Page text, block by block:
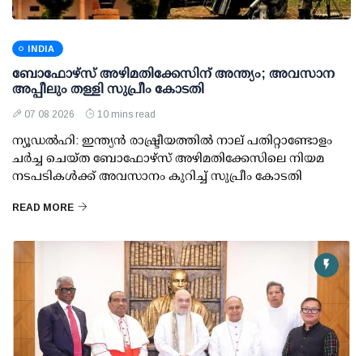
INDIA
ബോഫോഴ്സ് അഴിമതിക്കേസിന് അന്ത്യം; അവസാന
അപ്പീലും തള്ളി സുപ്രീം കോടതി
07 08 2026 10 mins read
ന്യൂഡല്‍ഹി: ഇന്ത്യന്‍ രാഷ്ട്രീയത്തില്‍ നാല് പതിറ്റാണ്ടോളം
ചര്‍ച്ച ചെയ്ത ബോഫോഴ്സ് അഴിമതിക്കേസിലെ നിയമ
നടപടികള്‍ക്ക് അവസാനം കുറിച്ച് സുപ്രീം കോടതി
READ MORE